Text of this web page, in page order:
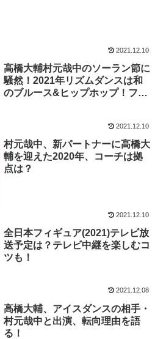
2021.12.10
高橋大輔村元哉中のソーラン節に
騒然！2021年リズムダンスは和
のブルース&ヒップホップ！フリ
2021.12.10
村元哉中、新パートナーに高橋大
輔を迎えた2020年、コーチは拠
点は？
2021.12.10
全日本フィギュア(2021)テレビ放
送予定は？テレビ中継を楽しむコ
ツも！
2021.12.08
高橋大輔、アイスダンスの相手・
村元哉中と出演、転向理由を語
る！